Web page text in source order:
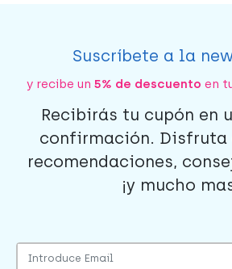
Suscríbete a la
y recibe un 5% de descuento en
Recibirás tu cupón en
confirmación. Disfruta
recomendaciones,
¡y mucho